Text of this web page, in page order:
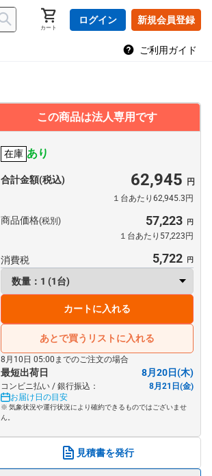
カート
ログイン 新規会員登録
ご利用ガイド
この商品は法人専用です
在庫 あり
合計金額(税込) 62,945
１台あたり62,945.3円
商品価格(税別) 57,223
１台あたり57,223円
消費税 5,722
カートに入れる
あとで買うリストに入れる
8月10日 05:00までのご注文の場合
最短出荷日 8月20日(木)
コンビニ払い / 銀行振込：
8月21日(金)
お届け日の目安
※ 気象状況や運行状況により確約できるものではございませ
ん。
見積書を発行